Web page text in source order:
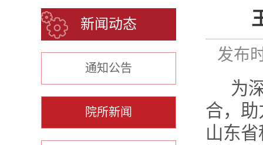
新闻动态
通知公告
院所新闻
发布
为
合，
山东